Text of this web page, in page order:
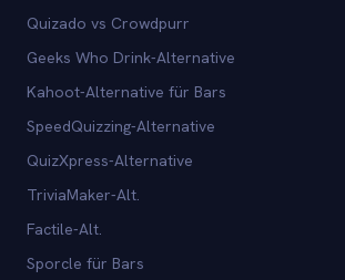
Quizado vs Crowdpurr
Geeks Who Drink-Alternative
Kahoot-Alternative für Bars
SpeedQuizzing-Alternative
QuizXpress-Alternative
TriviaMaker-Alt.
Factile-Alt.
Sporcle für Bars